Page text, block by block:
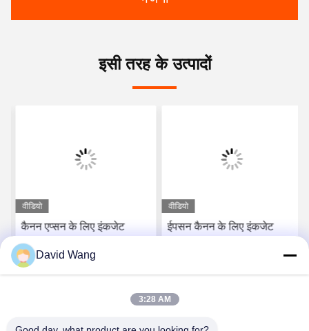
इसी तरह के उत्पादों
वीडियो
कैनन एप्सन के लिए इंकजेट
प्रिंटिंग लस्टर 260gsm रेज़िन
कोटेड फोटो पेपर शीट
सर्वोत्तम मूल्य प्राप्त करें
वीडियो
ईपसन कैनन के लिए इंकजेट
चमकदार राल लेपित आरसी फोटो
पेपर
David Wang
3:28 AM